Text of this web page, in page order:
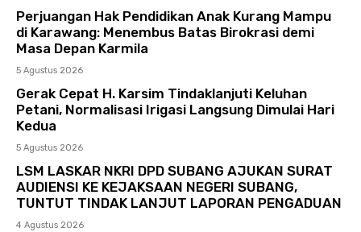
Perjuangan Hak Pendidikan Anak Kurang Mampu
di Karawang: Menembus Batas Birokrasi demi
Masa Depan Karmila
5 Agustus 2026
Gerak Cepat H. Karsim Tindaklanjuti Keluhan
Petani, Normalisasi Irigasi Langsung Dimulai Hari
Kedua
5 Agustus 2026
LSM LASKAR NKRI DPD SUBANG AJUKAN SURAT
AUDIENSI KE KEJAKSAAN NEGERI SUBANG,
TUNTUT TINDAK LANJUT LAPORAN PENGADUAN
4 Agustus 2026